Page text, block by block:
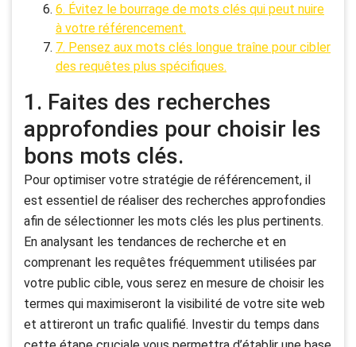
6. Évitez le bourrage de mots clés qui peut nuire
à votre référencement.
7. Pensez aux mots clés longue traîne pour cibler
des requêtes plus spécifiques.
1. Faites des recherches
approfondies pour choisir les
bons mots clés.
Pour optimiser votre stratégie de référencement, il
est essentiel de réaliser des recherches approfondies
afin de sélectionner les mots clés les plus pertinents.
En analysant les tendances de recherche et en
comprenant les requêtes fréquemment utilisées par
votre public cible, vous serez en mesure de choisir les
termes qui maximiseront la visibilité de votre site web
et attireront un trafic qualifié. Investir du temps dans